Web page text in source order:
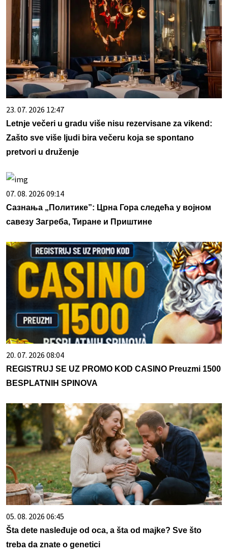
23. 07. 2026 12:47
Letnje večeri u gradu više nisu rezervisane za vikend:
Zašto sve više ljudi bira večeru koja se spontano
pretvori u druženje
07. 08. 2026 09:14
Сазнања „Политике”: Црна Гора следећа у војном
савезу Загреба, Тиране и Приштине
20. 07. 2026 08:04
REGISTRUJ SE UZ PROMO KOD CASINO Preuzmi 1500
BESPLATNIH SPINOVA
05. 08. 2026 06:45
Šta dete nasleđuje od oca, a šta od majke? Sve što
treba da znate o genetici